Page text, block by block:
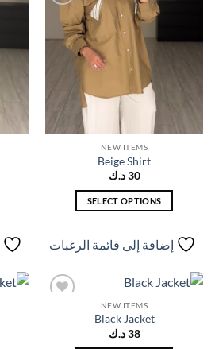
لهذا
المنتج.
يمكن
اختيار
الخيارات
صفحة
المنتج
إلى
قائمة
الرغبات
NEW ITEMS
Beige Shirt
30 د.ك
SELECT OPTIONS
من
المختلفة
لهذا
المنتج.
يمكن
إضافة إلى قائمة الرغبات
NEW ITEMS
Black Jacket
38 د.ك